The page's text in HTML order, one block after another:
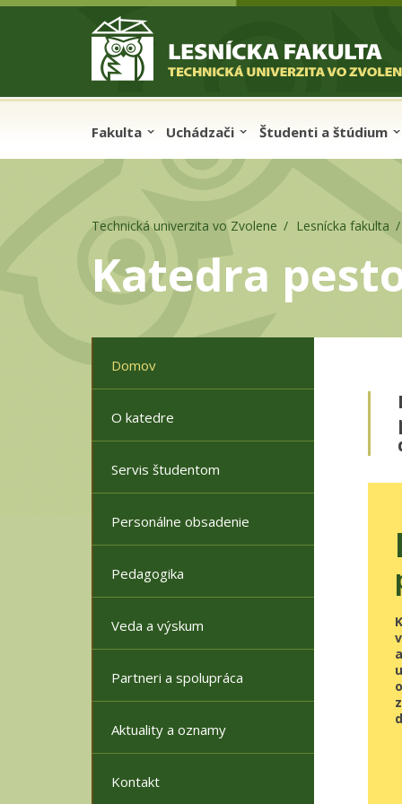
Skip to cookies
Skip to navigation
Skočiť na hlavný obsah
Fakulta Uchádzači Študenti a štúdium
Technická univerzita vo Zvolene Lesnícka fakulta
Katedra
Domov
O katedre
Servis študentom
Personálne obsadenie
Pedagogika
Veda a výskum
Partneri a spolupráca
Aktuality a oznamy
Kontakt